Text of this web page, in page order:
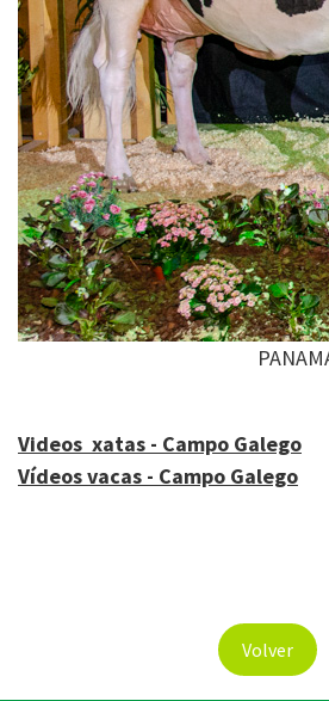
Videos xatas - Campo Galego
Vídeos vacas - Campo Galego
Volver